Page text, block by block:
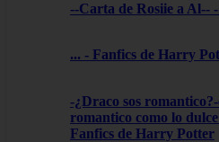
--Carta de Rosiie a Al--
... - Fanfics de Harry
-¿Draco sos
romantico como lo
Fanfics de Harry Potter